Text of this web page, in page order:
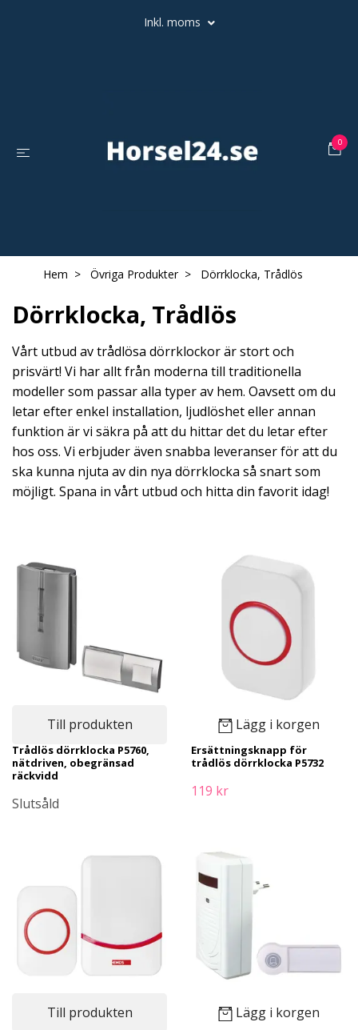
Inkl. moms
0
Hem Övriga Produkter Dörrklocka, Trådlös
Dörrklocka, Trådlös
Vårt utbud av trådlösa dörrklockor är stort och
prisvärt! Vi har allt från moderna till traditionella
modeller som passar alla typer av hem. Oavsett om du
letar efter enkel installation, ljudlöshet eller annan
funktion är vi säkra på att du hittar det du letar efter
hos oss. Vi erbjuder även snabba leveranser för att du
ska kunna njuta av din nya dörrklocka så snart som
möjligt. Spana in vårt utbud och hitta din favorit idag!
Till produkten
Trådlös dörrklocka P5760,
nätdriven, obegränsad
räckvidd
Slutsåld
Lägg i korgen
Ersättningsknapp för
trådlös dörrklocka P5732
119 kr
Till produkten Lägg i korgen